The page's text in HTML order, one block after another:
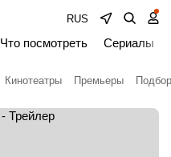
RUS
Что посмотреть Сериалы
Кинотеатры Премьеры